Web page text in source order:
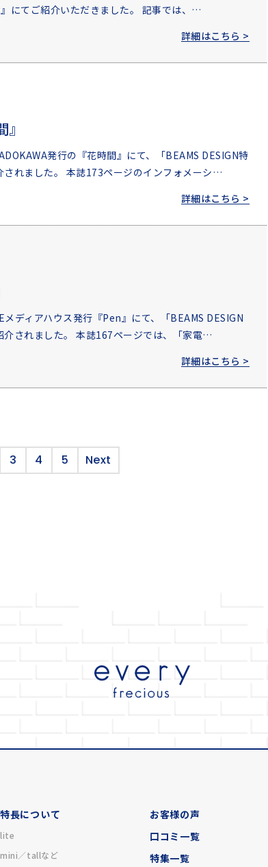
にてご紹介いただきました。 記事では、…
詳細はこちら >
発行の『花時間』にて、「BEAMS DESIGN特
されました。 本誌173ページのインフォメーシ…
詳細はこちら >
ディアハウス発行『Pen』にて、「BEAMS DESIGN
介されました。 本誌167ページでは、「家電…
詳細はこちら >
3 4 5 Next
特長について
lite
mini／tallなど
お客様の声
口コミ一覧
特集一覧